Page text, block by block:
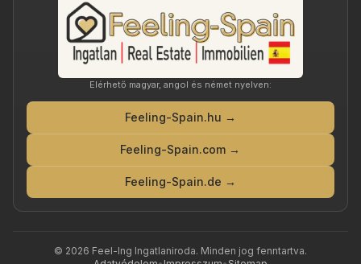
Elérhető magyar, angol és német nyelven:
Feeling-Spain.hu →
Feeling-Spain.com →
Feeling-Spain.de →
© 2026 Feel-Ing Ingatlaniroda. Minden jog fenntartva.